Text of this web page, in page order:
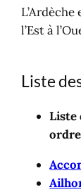
L’Ardèche
l’Est à
Liste
Liste